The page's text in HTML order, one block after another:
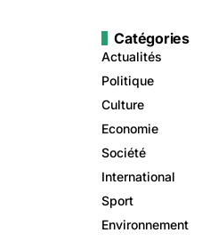
Catégories
Actualités
Politique
Culture
Economie
Société
International
Sport
Environnement